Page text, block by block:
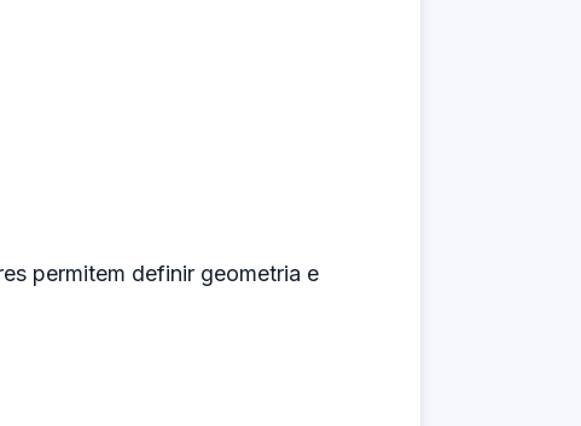
permitem definir geometria e